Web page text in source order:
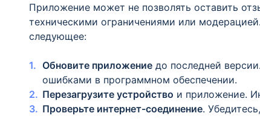
Приложение может не позволять оставить
техническими ограничениями или
следующее:
Обновите приложение до последней
ошибками в программном обеспечении.
Перезагрузите устройство и приложение.
Проверьте интернет-соединение.